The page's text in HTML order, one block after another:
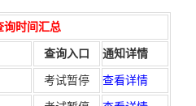
论》考前模拟卷一】 【2
管理》考前模拟卷一】
设工程监理基本理论和相
2025）】 【近3年监理
询时间汇总
查询入口 通知详情
考试暂停 查看详情